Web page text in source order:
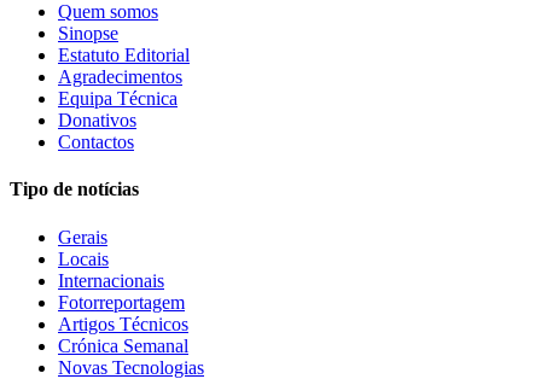
Quem somos
Sinopse
Estatuto Editorial
Agradecimentos
Equipa Técnica
Donativos
Contactos
Tipo de notícias
Gerais
Locais
Internacionais
Fotorreportagem
Artigos Técnicos
Crónica Semanal
Novas Tecnologias